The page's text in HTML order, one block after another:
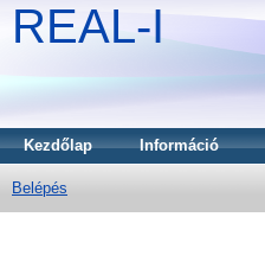
REAL-I
Kezdőlap Információ
Belépés